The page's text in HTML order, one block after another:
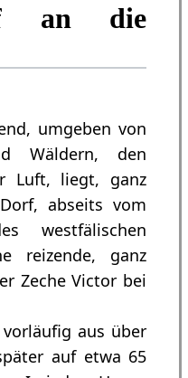
an die
umgeben von
Wäldern, den
Luft, liegt, ganz
abseits vom
westfälischen
reizende, ganz
Zeche Victor bei
aus über
auf etwa 65